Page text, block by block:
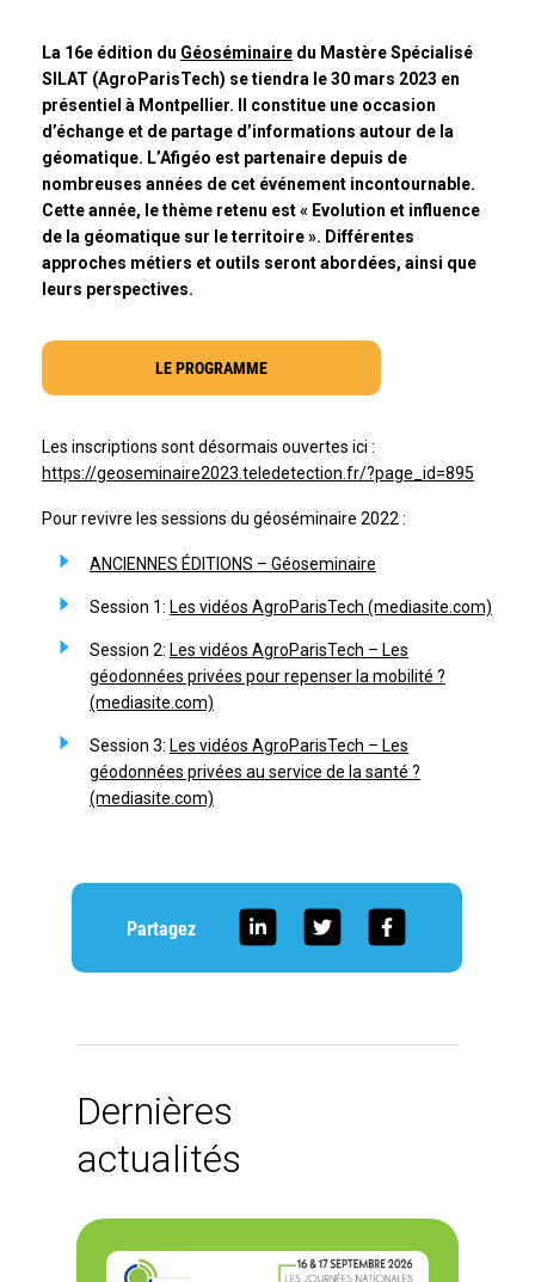
La 16e édition du Géoséminairedu Mastère Spécialisé
SILAT (AgroParisTech) se tiendra le 30 mars 2023 en
présentiel à Montpellier. Il constitue une occasion
d’échange et de partage d’informations autour de la
géomatique. L’Afigéo est partenaire depuis de
nombreuses années de cet événement incontournable.
Cette année, le thème retenu est« Evolution et influence
de la géomatique sur le territoire ». Différentes
approches métiers et outils seront abordées, ainsi que
leurs perspectives.
LE PROGRAMME
Les inscriptions sont désormais ouvertes ici :
https://geoseminaire2023.teledetection.fr/?page_id=895
Pour revivre les sessions du géoséminaire 2022 :
ANCIENNES ÉDITIONS – Géoseminaire
Session 1: Les vidéos AgroParisTech (mediasite.com)
Session 2: Les vidéos AgroParisTech – Les
géodonnées privées pour repenser la mobilité ?
(mediasite.com)
Session 3: Les vidéos AgroParisTech – Les
géodonnées privées au service de la santé ?
(mediasite.com)
Partagez
Dernières
actualités